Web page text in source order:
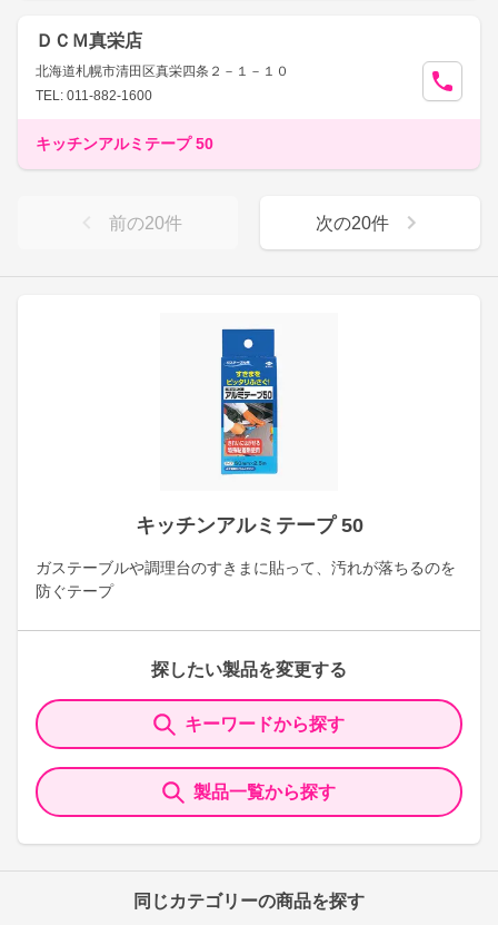
キッチンアルミテープ 50
ガステーブルや調理台のすきまに貼って、汚れが落ちるのを
防ぐテープ
探したい製品を変更する
キーワードから探す
製品一覧から探す
同じカテゴリーの商品を探す
ＤＣＭ真栄店
北海道札幌市清田区真栄四条２－１－１０
TEL: 011-882-1600
キッチンアルミテープ 50
前の20件 次の20件